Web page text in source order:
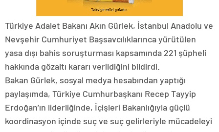
Türkiye Adalet Bakanı Akın Gürlek, İstanbul Anadolu ve
Nevşehir Cumhuriyet Başsavcılıklarınca yürütülen
yasa dışı bahis soruşturması kapsamında 221 şüpheli
hakkında gözaltı kararı verildiğini bildirdi.
Bakan Gürlek, sosyal medya hesabından yaptığı
paylaşımda, Türkiye Cumhurbaşkanı Recep Tayyip
Erdoğan’ın liderliğinde, İçişleri Bakanlığıyla güçlü
koordinasyon içinde suç ve suç gelirleriyle mücadeleyi